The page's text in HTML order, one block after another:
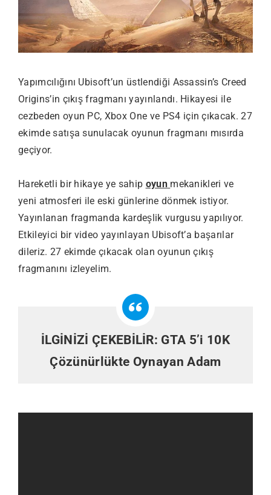
Yapımcılığını Ubisoft’un üstlendiği Assassin’s Creed
Origins’in çıkış fragmanı yayınlandı. Hikayesi ile
cezbeden oyun PC, Xbox One ve PS4 için çıkacak. 27
ekimde satışa sunulacak oyunun fragmanı mısırda
geçiyor.
Hareketli bir hikaye ye sahip oyun mekanikleri ve
yeni atmosferi ile eski günlerine dönmek istiyor.
Yayınlanan fragmanda kardeşlik vurgusu yapılıyor.
Etkileyici bir video yayınlayan Ubisoft’a başarılar
dileriz. 27 ekimde çıkacak olan oyunun çıkış
fragmanını izleyelim.
İLGİNİZİ ÇEKEBİLİR: GTA 5’i 10K
Çözünürlükte Oynayan Adam